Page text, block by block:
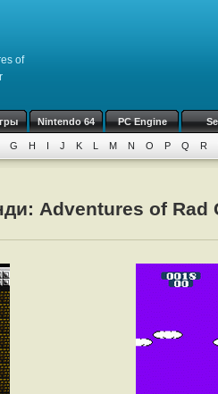
of
Nintendo 64 PC Engine
G H I J K L M N O P Q R
Adventures of Rad